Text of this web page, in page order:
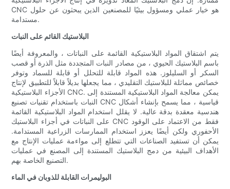
CNC هو خيار عملي ومسؤول بيئيًا للمصنعين الذين يبحثون عن حلول
مستدامة.
البلاستيك القائم على النبات
يتم اشتقاق المواد البلاستيكية القائمة على النباتات ، والمعروفة أيضًا
باسم البلاستيك الحيوي ، من مصادر النبات المتجددة مثل الذرة أو قصب
السكر أو السليلوز. هذه المواد قابلة للتحلل أو قابلة للسماد وتوفر
خصائص مماثلة للبلاستيك التقليدي ، مما يجعلها بديلاً قابلاً للتطبيق لإنتاج
الأجزاء البلاستيكية CNC. يمكن معالجة المواد البلاستيكية المستندة إلى
النبات باستخدام تقنيات تصنيع CNC قياسية ، مما يسمح بإنشاء أشكال
هندسية معقدة بدقة عالية. لا يقلل استخدام المواد البلاستيكية القائمة
على النباتات في أجزاء البلاستيك CNC فقط من الاعتماد على الوقود
الأحفوري ولكن أيضًا يعزز استخدام الممارسات الزراعية المستدامة.
يمكن أن تستفيد الصناعات التي تتطلع إلى مواءمة عمليات الإنتاج مع
الأهداف البيئية من دمج البلاستيك المستندة إلى المصنع في عمليات
التصنيع الخاصة بهم.
البوليمرات القابلة للذوبان في الماء